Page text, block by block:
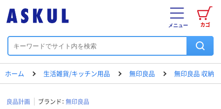
カゴ
メニュー
ホーム 生活雑貨/キッチン用品 無印良品 無印良品 収納
良品計画 ブランド： 無印良品